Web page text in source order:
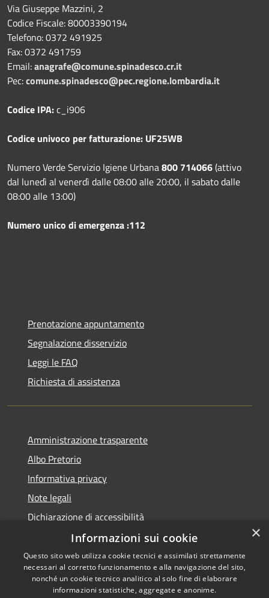
Via Giuseppe Mazzini, 2
Codice Fiscale: 80003390194
Telefono:0372 491925
Fax:0372 491759
Email:anagrafe@comune.spinadesco.cr.it
Pec:comune.spinadesco@pec.regione.lombardia.it
Codice IPA:c_i906
Codice univoco per fatturazione: UF25WB
Numero Verde Servizio Igiene Urbana800 714066(attivo
dal lunedì al venerdì dalle 08:00 alle 20:00, il sabato dalle
08:00 alle 13:00)
Numero unico di emergenza :112
Prenotazione appuntamento
Segnalazione disservizio
Leggi le FAQ
Richiesta di assistenza
Amministrazione trasparente
Albo Pretorio
Informativa privacy
Note legali
Dichiarazione di accessibilità
Accessibilità
Copyright © 2026 • Comune di
Spinadesco • Powered by
×
Informazioni sui cookie
Questo sito web utilizza cookie tecnici e assimilati strettamente
necessari al corretto funzionamento e alla navigazione del sito,
nonché un cookie tecnico analitico al solo fine di elaborare
informazioni statistiche, aggregate e anonime.